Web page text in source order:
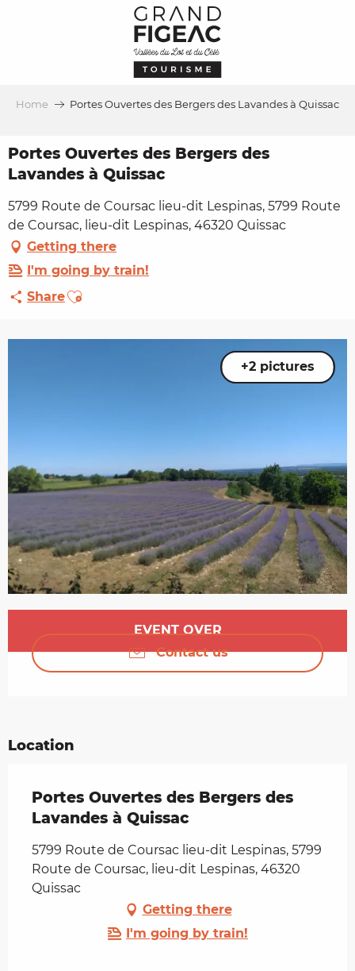
Home Portes Ouvertes des Bergers des Lavandes à Quissac
Portes Ouvertes des Bergers des
Lavandes à Quissac
5799 Route de Coursac lieu-dit Lespinas, 5799 Route
de Coursac, lieu-dit Lespinas, 46320 Quissac
Getting there
I'm going by train!
ShareAjouter aux favoris
+2 pictures
Opening hours & contact details
EVENT OVER
Contact us
Location
Portes Ouvertes des Bergers des
Lavandes à Quissac
5799 Route de Coursac lieu-dit Lespinas, 5799
Route de Coursac, lieu-dit Lespinas, 46320
Quissac
Getting there
I'm going by train!